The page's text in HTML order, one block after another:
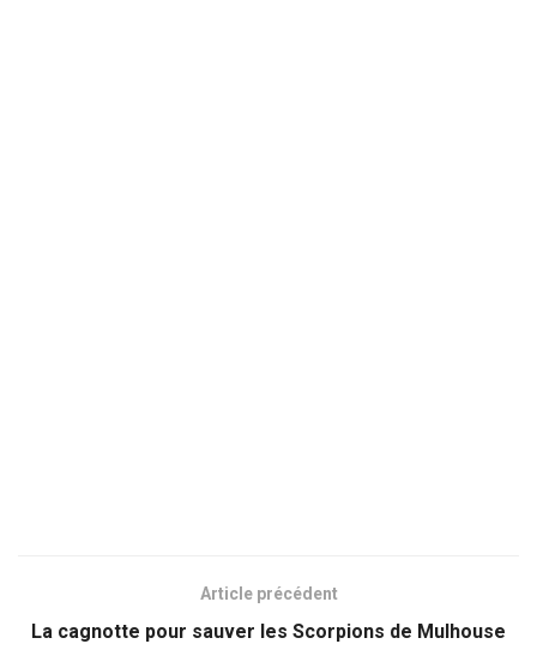
Article précédent
La cagnotte pour sauver les Scorpions de Mulhouse